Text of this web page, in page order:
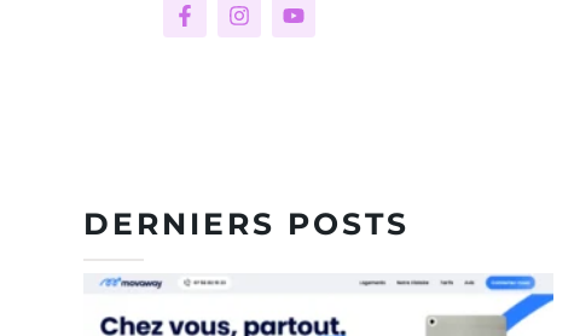
DERNIERS POSTS